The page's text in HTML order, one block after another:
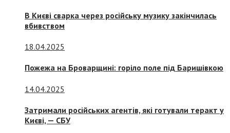
В Києві сварка через російську музику закінчилась
вбивством
18.04.2025
Пожежа на Броварщині: горіло поле під Баришівкою
14.04.2025
Затримали російських агентів, які готували теракт у
Києві, — СБУ